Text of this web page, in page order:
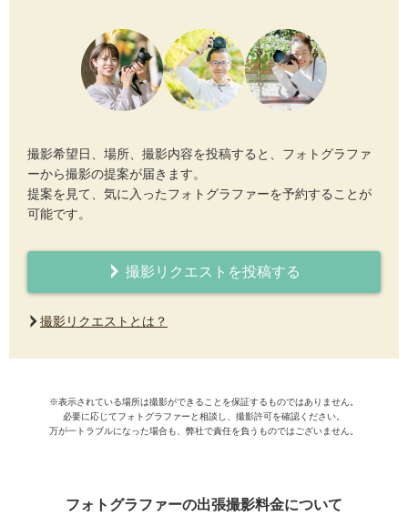
撮影希望日、場所、撮影内容を投稿すると、フォトグラファ
ーから撮影の提案が届きます。
提案を見て、気に入ったフォトグラファーを予約することが
可能です。
撮影リクエストを投稿する
撮影リクエストとは？
※表示されている場所は撮影ができることを保証するものではありません。
必要に応じてフォトグラファーと相談し、撮影許可を確認ください。
万が一トラブルになった場合も、弊社で責任を負うものではございません。
フォトグラファーの出張撮影料金について